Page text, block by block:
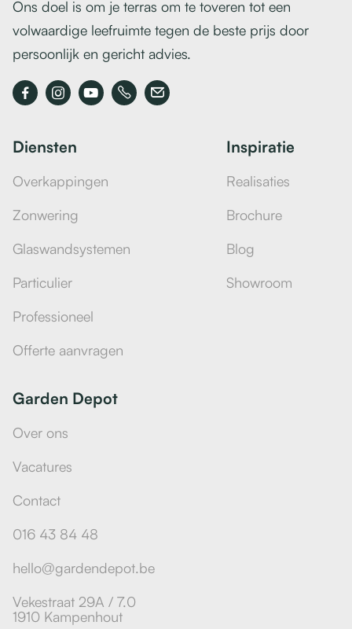
Ons doel is om je terras om te toveren tot een
volwaardige leefruimte tegen de beste prijs door
persoonlijk en gericht advies.
  
Diensten
Overkappingen
Zonwering
Glaswandsystemen
Particulier
Professioneel
Offerte aanvragen
Inspiratie
Realisaties
Brochure
Blog
Showroom
Garden Depot
Over ons
Vacatures
Contact
016 43 84 48
hello@gardendepot.be
Vekestraat 29A / 7.0
1910 Kampenhout